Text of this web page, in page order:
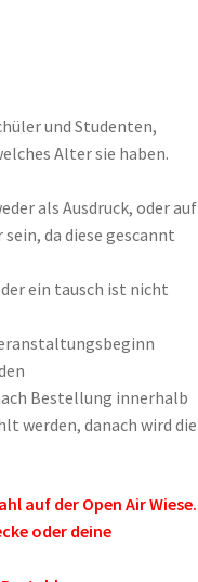
und Studenten,
Alter sie haben.
als Ausdruck, oder auf
da diese gescannt
ein tausch ist nicht
Bestellung innerhalb
werden, danach wird die
auf der Open Air Wiese.
oder deine